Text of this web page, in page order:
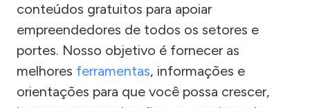
conteúdos gratuitos para apoiar
empreendedores de todos os setores e
portes. Nosso objetivo é fornecer as
melhores ferramentas, informações e
orientações para que você possa crescer,